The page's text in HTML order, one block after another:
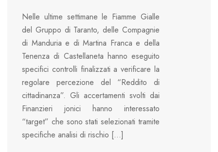
Nelle ultime settimane le Fiamme Gialle
del Gruppo di Taranto, delle Compagnie
di Manduria e di Martina Franca e della
Tenenza di Castellaneta hanno eseguito
specifici controlli finalizzati a verificare la
regolare percezione del “Reddito di
cittadinanza”. Gli accertamenti svolti dai
Finanzieri jonici hanno interessato
“target” che sono stati selezionati tramite
specifiche analisi di rischio […]